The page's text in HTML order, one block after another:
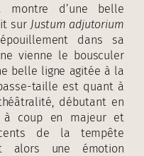
montre d’une belle
sur Justum adjutorium
dans sa
vienne le bousculer
belle ligne agitée à la
taille est quant à
débutant en
à coup en majeur et
de la tempête
alors une émotion